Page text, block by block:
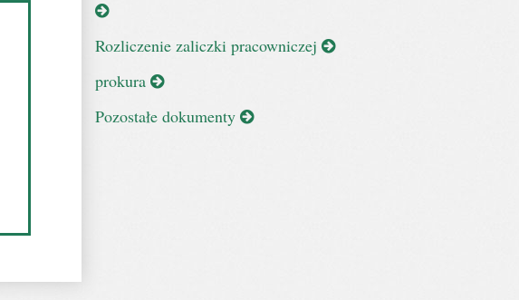
Rozliczenie zaliczki pracowniczej
prokura
Pozostałe dokumenty